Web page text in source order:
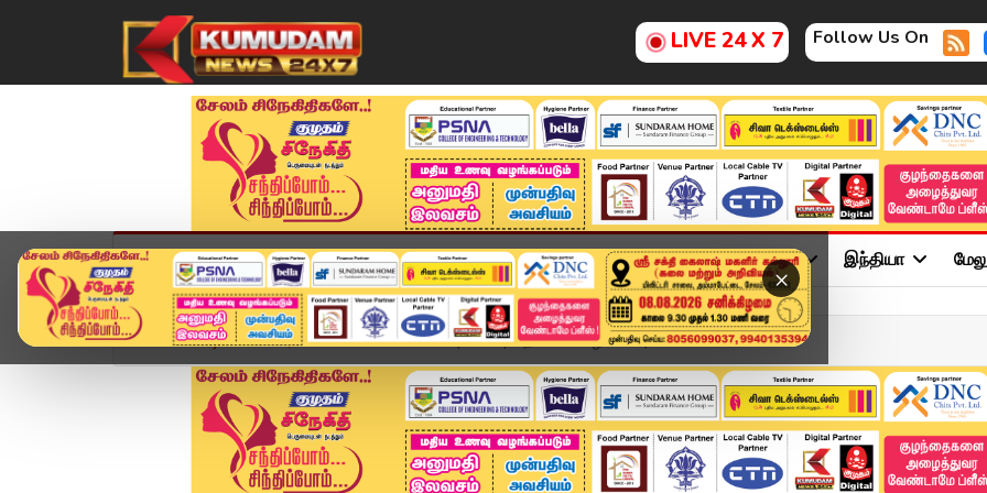
LIVE 24 X 7 Follow Us On
×
முகப்பு விளையாட்டு அண்மை தமிழ்நாடு சினிமா அரசியல் விளையாட்டு இந்தியா
Home வீடியோ ஸ்டோரி Tamil Nadu Rain Update | மிதமான மழை பெய்யும் - ...